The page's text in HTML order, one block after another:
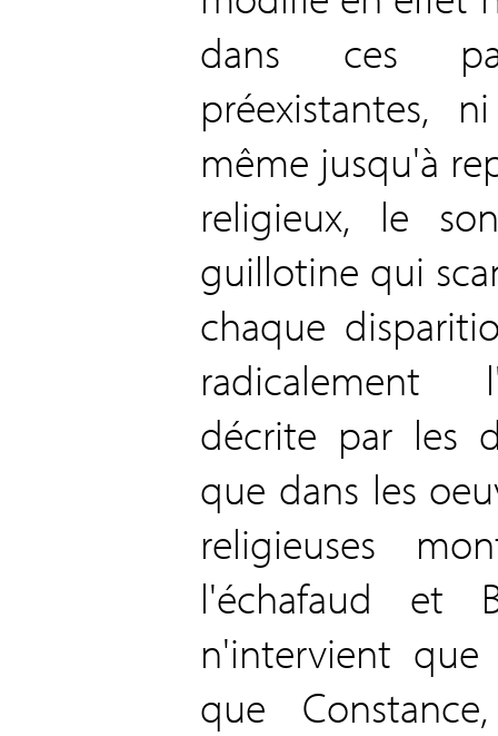
dans ces
préexistantes,
même jusqu'à
religieux, le
guillotine qui
chaque
radicalement
décrite par les
que dans les
religieuses
l'échafaud et
n'intervient
que